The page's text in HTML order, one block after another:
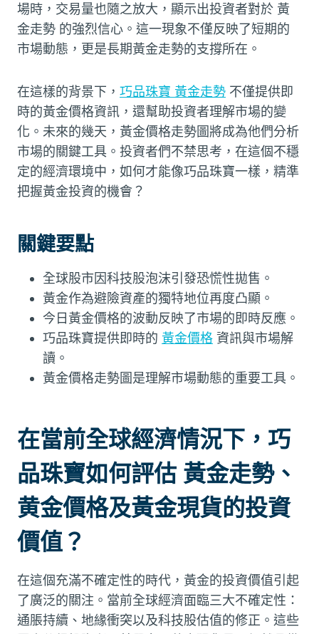
場時，交易量也隨之放大，顯示出投資者對於 黃
金走勢 的強烈信心。這一現象不僅反映了短期的
市場動態，更是長期黃金走勢的支撐所在。
在這樣的背景下， 巧品珠寶 黃金走勢 不僅提供即
時的黃金價格資訊，還幫助投資者理解市場的變
化。未來的幾天，黃金價格走勢圖將成為他們分析
市場的關鍵工具。投資者們不禁思考，在這個不穩
定的經濟環境中，如何才能像巧品珠寶一樣，精準
把握黃金投資的機會？
關鍵要點
全球股市因科技股泡沫引發恐慌性拋售。
黃金作為避險資產的獨特地位再度凸顯。
今日黃金價格的波動反映了市場的即時反應。
巧品珠寶提供即時的 黃金價格 資訊與市場解
讀。
黃金價格走勢圖是理解市場動態的重要工具。
在當前全球經濟情況下，巧
品珠寶如何評估 黃金走勢、
黄金價格及黃金現貨的投資
價值？
在這個充滿不確定性的時代，黃金的投資價值引起
了廣泛的關注。當前全球經濟面臨三大不確定性：
通脹持續、地緣衝突以及科技股估值的修正。這些